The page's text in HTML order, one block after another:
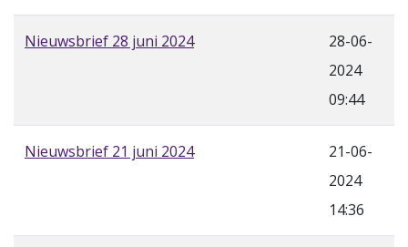
Nieuwsbrief 28 juni 2024
28-06-
2024
09:44
Nieuwsbrief 21 juni 2024
21-06-
2024
14:36